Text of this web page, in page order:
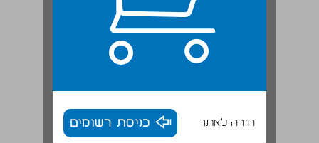
חזרה לאתר כניסת רשומים